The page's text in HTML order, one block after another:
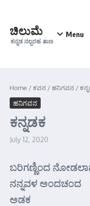
ಚಿಲುಮೆ
ಕನ್ನಡ ನಲ್ಬರಹ ತಾಣ
Menu
Home /ಕವನ /ಹನಿಗವನ /
ಹನಿಗವನ
ಕನ್ನಡಕ
July 12, 2020
ಬರಿಗಣ್ಣಿಂದ
ನನ್ನವಳ ಅಂದಚಂದ
ಅಡಕ